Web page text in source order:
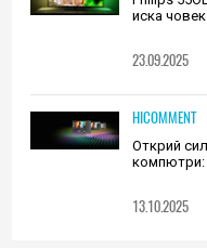
иска
23.09.2025
HICOMMENT
Открий
компютри:
13.10.2025